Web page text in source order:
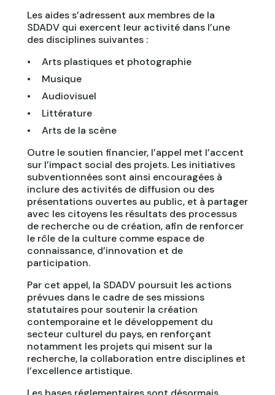
Les aides s’adressent aux membres de la
SDADV qui exercent leur activité dans l’une
des disciplines suivantes :
Arts plastiques et photographie
Musique
Audiovisuel
Littérature
Arts de la scène
Outre le soutien financier, l’appel met l’accent
sur l’impact social des projets. Les initiatives
subventionnées sont ainsi encouragées à
inclure des activités de diffusion ou des
présentations ouvertes au public, et à partager
avec les citoyens les résultats des processus
de recherche ou de création, afin de renforcer
le rôle de la culture comme espace de
connaissance, d’innovation et de
participation.
Par cet appel, la SDADV poursuit les actions
prévues dans le cadre de ses missions
statutaires pour soutenir la création
contemporaine et le développement du
secteur culturel du pays, en renforçant
notamment les projets qui misent sur la
recherche, la collaboration entre disciplines et
l’excellence artistique.